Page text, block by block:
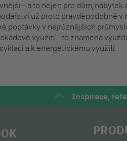
– a to nejen pro dům,
už proto pravděpodobně
poptávky v nejrůznějších
využití – to znamená
a k energetickému využití.
Inspirace,